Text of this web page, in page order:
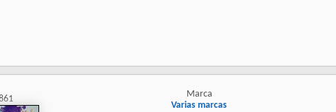
Marca
Varias marcas